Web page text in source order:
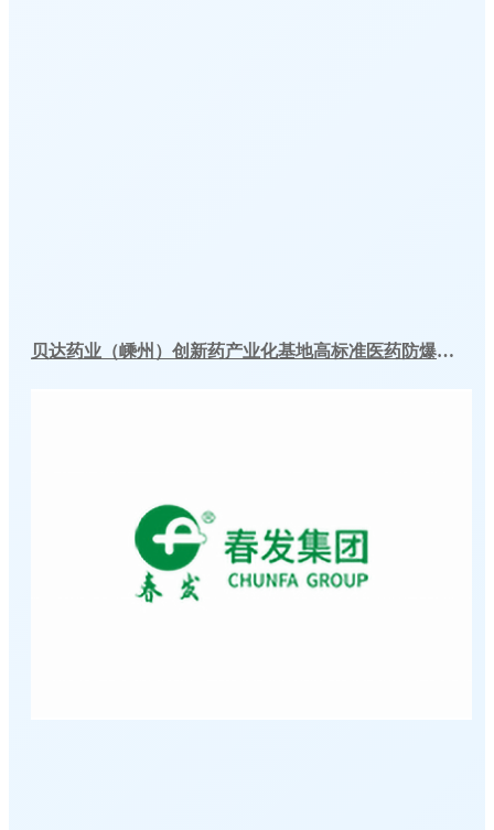
贝达药业（嵊州）创新药产业化基地高标准医药防爆冷库建造工程案例